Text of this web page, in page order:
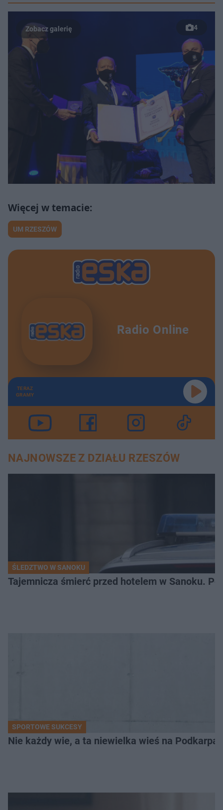
4
UM RZESZÓW
Radio Online
TERAZ
GRAMY
NAJNOWSZE Z DZIAŁU RZESZÓW
ŚLEDZTWO W SANOKU
Tajemnicza śmierć przed hotelem w Sanoku.
SPORTOWE SUKCESY
Nie każdy wie, a ta niewielka wieś na